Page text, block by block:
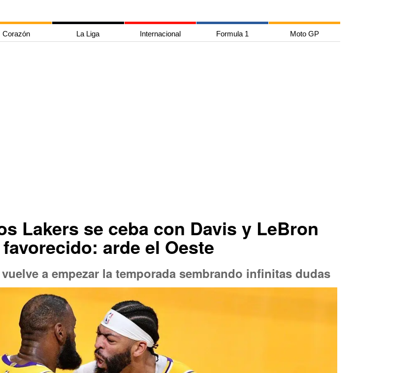
Corazón La Liga Internacional Formula 1 Moto GP
Lakers se ceba con Davis y LeBron
arde el Oeste
a empezar la temporada sembrando infinitas dudas